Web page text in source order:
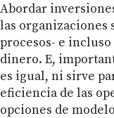
Abordar
las organizaciones
procesos- e
dinero. E,
es igual, ni sirve
eficiencia de las
opciones de